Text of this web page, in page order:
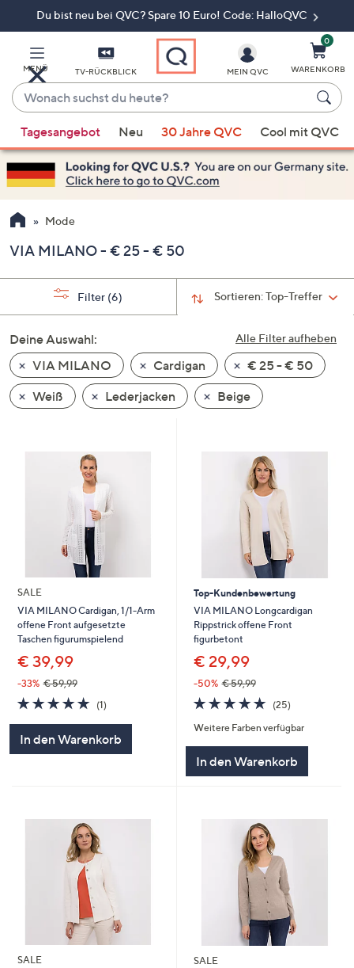
Du bist neu bei QVC? Spare 10 Euro! Code: HalloQVC
MENÜ TV-RÜCKBLICK
Wonach
suchst
du
heute?
Vorschläge
verfügbar
sind,
verwenden
Sie
Pfeiltasten
nach
und
nach
unten
oder
wischen
Sie
diese
anzuzeigen.
MEIN QVC
0
WARENKORB
Tagesangebot Neu 30 Jahre QVC Cool mit QVC
Mode
VIA MILANO - € 25 - € 50
Sortieren:Top-Treffer
Filter (6)
Alle Filter aufheben
Deine Auswahl:
VIA MILANO
Cardigan
€ 25 - € 50
Weiß
Lederjacken Beige
SALE
VIA MILANO Cardigan, 1/1-Arm
offene Front aufgesetzte
Taschen figurumspielend
€ 39,99
-33% € 59,99
5.0
von
(1)1
In den Warenkorb
Top-Kundenbewertung
VIA MILANO Longcardigan
Rippstrick offene Front
figurbetont
€ 29,99
-50% € 59,99
4.7
von
5
(25)25
Weitere Farben verfügbar
In den Warenkorb
SALE
SALE